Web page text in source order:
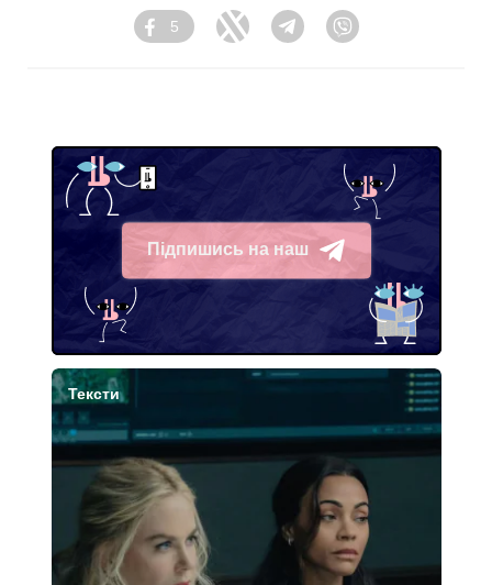
Facebook
5
Twitter TelegramViber
Підпишись на наш
Telegram
Тексти